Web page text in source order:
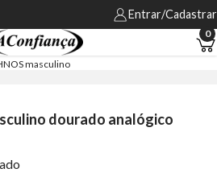
Entrar/Cadastrar
0
masculino
dourado analógico